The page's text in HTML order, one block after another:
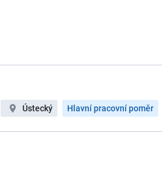
Ústecký Hlavní pracovní poměr